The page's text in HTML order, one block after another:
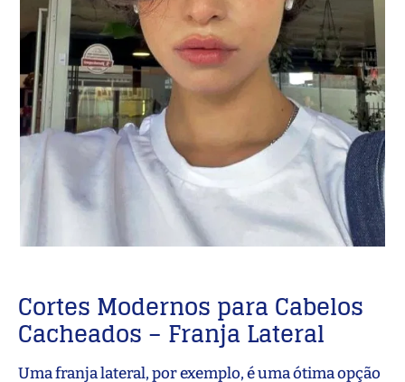
Cortes Modernos para Cabelos
Cacheados – Franja Lateral
Uma franja lateral, por exemplo, é uma ótima opção